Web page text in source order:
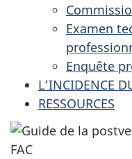
Examen
Enquête
L’INCIDENCE
RESSOURCES